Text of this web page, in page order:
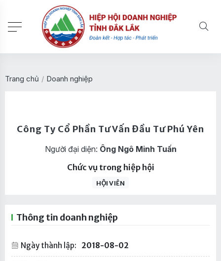
Trang chủ / Doanh nghiệp
Công Ty Cổ Phần Tư Vấn Đầu Tư Phú Yên
Người đại diện: Ông Ngô Minh Tuấn
Chức vụ trong hiệp hội
HỘI VIÊN
Thông tin doanh nghiệp
Ngày thành lập: 2018-08-02